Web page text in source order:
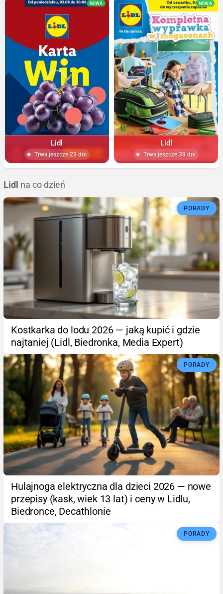
NOWA
Lidl
Trwa jeszcze 23 dni
NOWA
Lidl
Trwa jeszcze 39 dni
Lidl na co dzień
PORADY
Kostkarka do lodu 2026 — jaką kupić i gdzie
najtaniej (Lidl, Biedronka, Media Expert)
PORADY
Hulajnoga elektryczna dla dzieci 2026 — nowe
przepisy (kask, wiek 13 lat) i ceny w Lidlu,
Biedronce, Decathlonie
PORADY